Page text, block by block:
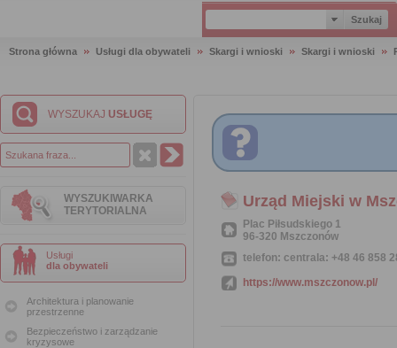
Strona główna Usługi dla obywateli Skargi i wnioski Skargi i wnioski
WYSZUKAJ USŁUGĘ
WYSZUKIWARKA
TERYTORIALNA
Usługi
dla obywateli
Architektura i planowanie
przestrzenne
Bezpieczeństwo i zarządzanie
kryzysowe
Urząd Miejski w
Plac Piłsudskiego 1
96-320 Mszczonów
telefon: centrala: +48 46 858
https://www.mszczonow.pl/